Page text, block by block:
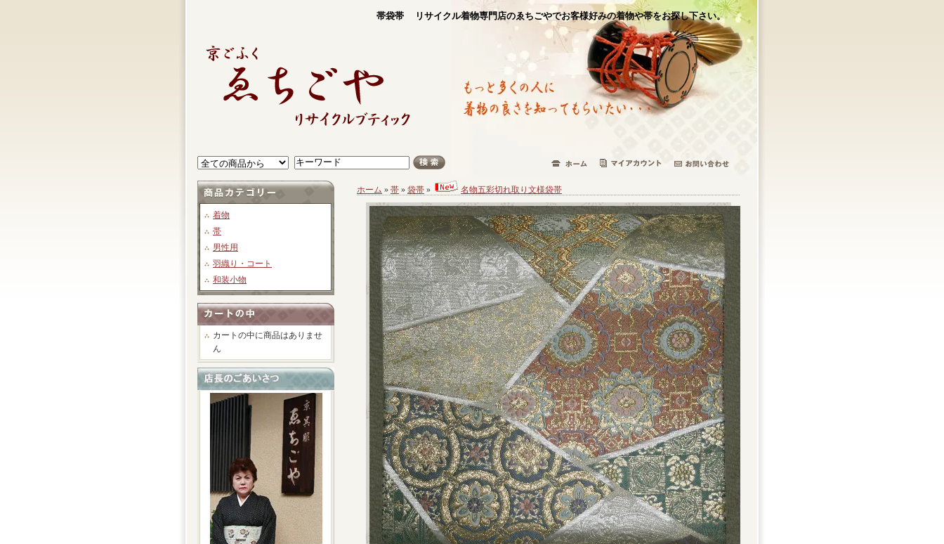
帯袋帯 リサイクル着物専門店のゑちごやでお客様好みの着物や帯をお探し下さい。
着物
帯
男性用
羽織り・コート
和装小物
カートの中に商品はありませ
ん
ホーム » 帯 » 袋帯 » 名物五彩切れ取り文様袋帯